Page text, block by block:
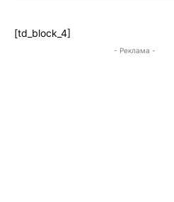
[td_block_4]
- Реклама -